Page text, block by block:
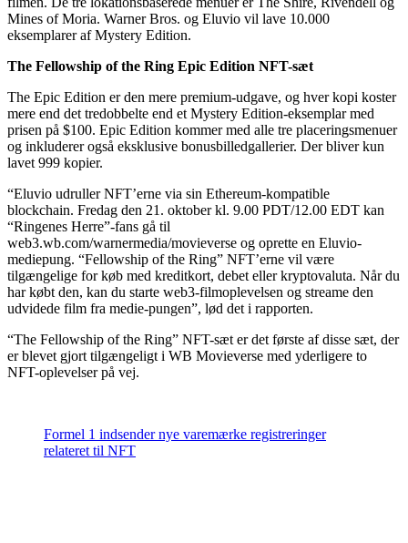
Mines of Moria. Warner Bros. og Eluvio vil lave 10.000
eksemplarer af Mystery Edition.
The Fellowship of the Ring Epic Edition NFT-sæt
The Epic Edition er den mere premium-udgave, og hver kopi koster
mere end det tredobbelte end et Mystery Edition-eksemplar med
prisen på $100. Epic Edition kommer med alle tre placeringsmenuer
og inkluderer også eksklusive bonusbilledgallerier. Der bliver kun
lavet 999 kopier.
“Eluvio udruller NFT’erne via sin Ethereum-kompatible
blockchain. Fredag ​​den 21. oktober kl. 9.00 PDT/12.00 EDT kan
“Ringenes Herre”-fans gå til
web3.wb.com/warnermedia/movieverse og oprette en Eluvio-
mediepung. “Fellowship of the Ring” NFT’erne vil være
tilgængelige for køb med kreditkort, debet eller kryptovaluta. Når du
har købt den, kan du starte web3-filmoplevelsen og streame den
udvidede film fra medie-pungen”, lød det i rapporten.
“The Fellowship of the Ring” NFT-sæt er det første af disse sæt, der
er blevet gjort tilgængeligt i WB Movieverse med yderligere to
NFT-oplevelser på vej.
Formel 1 indsender nye varemærke registreringer
relateret til NFT